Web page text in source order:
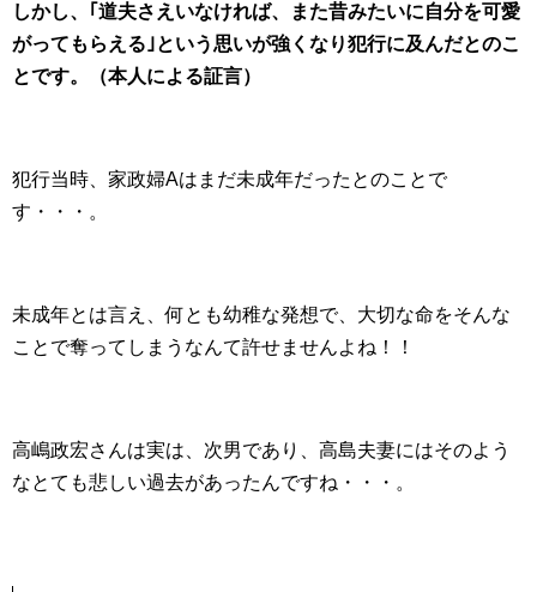
しかし、｢道夫さえいなければ、また昔みたいに自分を可愛
がってもらえる｣という思いが強くなり犯行に及んだとのこ
とです。（本人による証言）
犯行当時、家政婦Aはまだ未成年だったとのことで
す・・・。
未成年とは言え、何とも幼稚な発想で、大切な命をそんな
ことで奪ってしまうなんて許せませんよね！！
高嶋政宏さんは実は、次男であり、高島夫妻にはそのよう
なとても悲しい過去があったんですね・・・。